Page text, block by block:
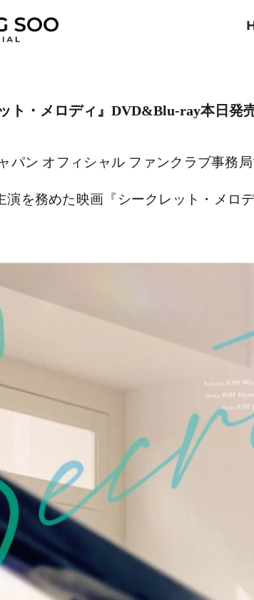
ト・メロディ』DVD&Blu-ray本日発
パン オフィシャル ファンクラブ事務局
演を務めた映画『シークレット・メ